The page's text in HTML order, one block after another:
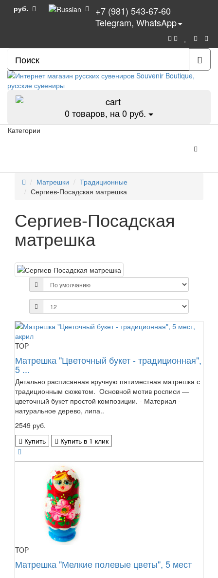
руб.
+7 (981) 543-67-60
Telegram, WhatsApp
0товаров, на 0 руб.
Категории
Матрешки
Традиционные
Сергиев-Посадская матрешка
Сергиев-Посадская
матрешка
TOP
Матрешка "Цветочный букет - традиционная",
5 ...
Детально расписанная вручную пятиместная матрешка с
традиционным сюжетом. Основной мотив росписи —
цветочный букет простой композиции. - Материал -
натуральное дерево, липа..
2549 руб.
Купить
Купить в 1 клик
TOP
Матрешка "Мелкие полевые цветы", 5 мест